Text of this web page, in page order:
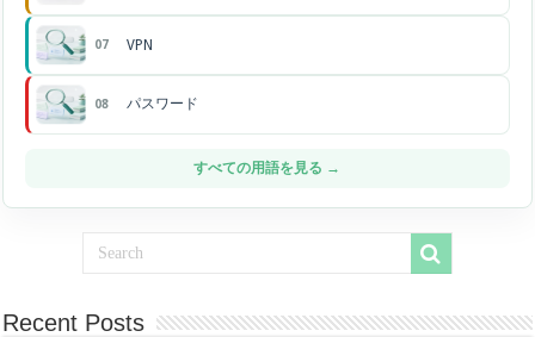
07 VPN
08 パスワード
すべての用語を見る →
Recent Posts